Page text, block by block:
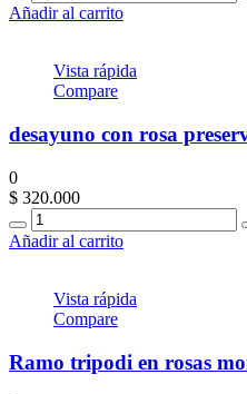
Añadir al carrito
Vista rápida
Compare
desayuno con rosa
0
$ 320.000
Quantity
Añadir al carrito
Vista rápida
Compare
Ramo tripodi en rosas